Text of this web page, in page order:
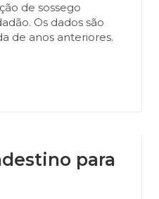
de sossego
Os dados são
de anos anteriores.
para